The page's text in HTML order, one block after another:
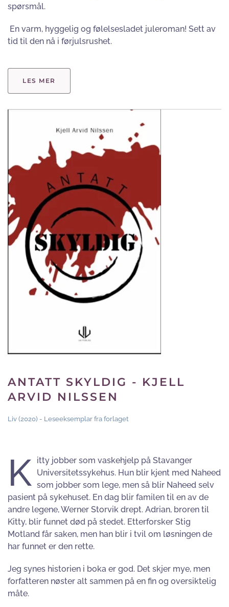
spørsmål.
En varm, hyggelig og følelsesladet juleroman! Sett av
tid til den nå i førjulsrushet.
LES MER
ANTATT SKYLDIG - KJELL
ARVID NILSSEN
Liv (2020) - Leseeksemplar fra forlaget
K itty jobber som vaskehjelp på Stavanger
Universitetssykehus. Hun blir kjent med Naheed
som jobber som lege, men så blir Naheed selv
pasient på sykehuset. En dag blir familen til en av de
andre legene, Werner Storvik drept. Adrian, broren til
Kitty, blir funnet død på stedet. Etterforsker Stig
Motland får saken, men han blir i tvil om løsningen de
har funnet er den rette.
Jeg synes historien i boka er god. Det skjer mye, men
forfatteren nøster alt sammen på en fin og oversiktelig
måte.